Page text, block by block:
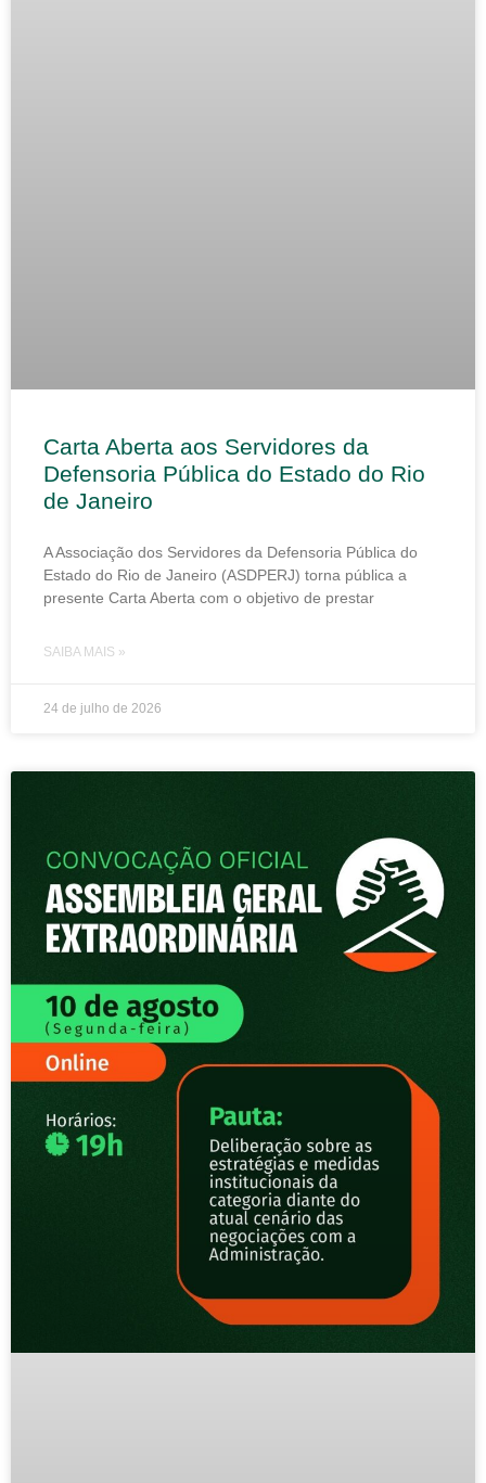
Carta Aberta aos Servidores da
Defensoria Pública do Estado do Rio
de Janeiro
A Associação dos Servidores da Defensoria Pública do
Estado do Rio de Janeiro (ASDPERJ) torna pública a
presente Carta Aberta com o objetivo de prestar
SAIBA MAIS »
24 de julho de 2026